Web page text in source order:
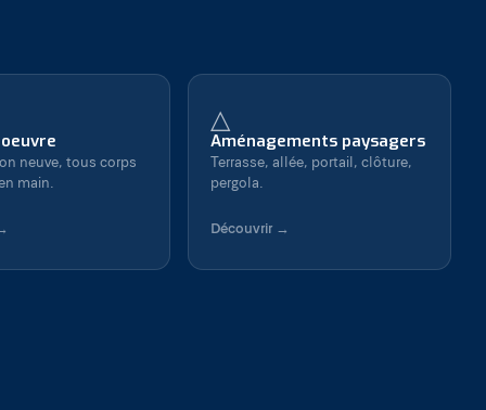
neuve, tous corps
main.
△
Aménagements paysagers
Terrasse, allée, portail, clôture,
pergola.
Découvrir →